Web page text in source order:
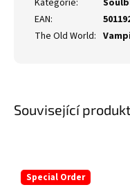
Související
Special Order
Kategorie:
EAN:
The Old World: